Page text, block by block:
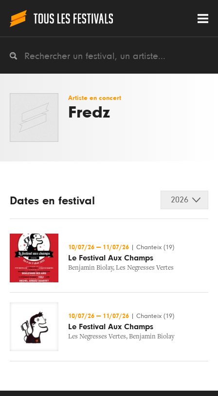
Artiste en concert
Fredz
Dates en festival 2026
10/07/26 — 11/07/26 Chanteix (19)
Le Festival Aux Champs
Benjamin Biolay, Les Negresses Vertes
10/07/26 — 11/07/26 Chanteix (19)
Le Festival Aux Champs
Les Negresses Vertes, Benjamin Biolay